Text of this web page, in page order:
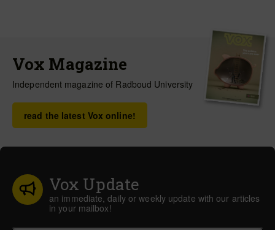
Vox Magazine
Independent magazine of Radboud University
read the latest Vox online!
Vox Update
an immediate, daily or weekly update with our articles
in your mailbox!